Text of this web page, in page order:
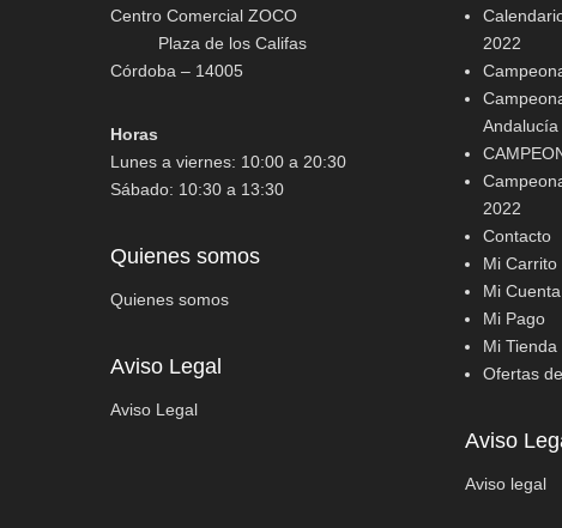
Centro Comercial ZOCO
Plaza de los Califas
Córdoba – 14005
Horas
Lunes a viernes: 10:00 a 20:30
Sábado: 10:30 a 13:30
Quienes somos
Quienes somos
Aviso Legal
Aviso Legal
2022
Andalucía
2022
Contacto
Mi Carrito
Mi Cuenta
Mi Pago
Mi Tienda
Ofertas
Aviso
Aviso legal